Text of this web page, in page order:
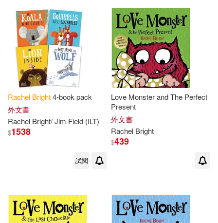
Rachel Bright4-book pack
外文書
Rachel Bright/ Jim Field (ILT)
$1538
試閱
Love Monster and The Perfect
Present
外文書
Rachel Bright
$439